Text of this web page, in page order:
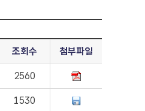
조회수 첨부파일
2560
1530